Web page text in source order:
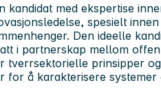
kandidat med ekspertise
spesielt
Den ideelle
i partnerskap mellom
tverrsektorielle prinsipper
for å karakterisere